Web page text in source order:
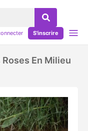
S'inscrire
En Milieu